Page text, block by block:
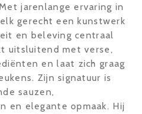
jarenlange ervaring in
gerecht een kunstwerk
en beleving centraal
uitsluitend met verse,
en laat zich graag
Zijn signatuur is
sauzen,
en elegante opmaak. Hij